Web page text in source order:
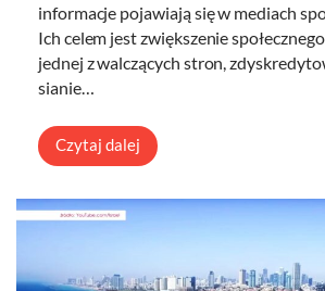
informacje pojawiają się w mediach
Ich celem jest zwiększenie
jednej z walczących stron,
sianie…
Czytaj dalej